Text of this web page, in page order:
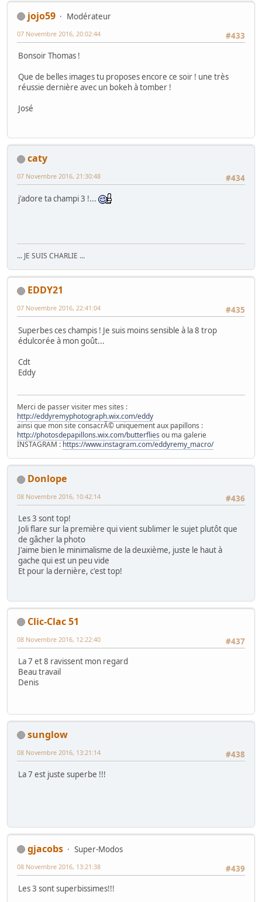
jojo59
Modérateur
#433
07 Novembre 2016, 20:02:44
Bonsoir Thomas !
Que de belles images tu proposes encore ce soir ! une très
réussie dernière avec un bokeh à tomber !
José
caty
#434
07 Novembre 2016, 21:30:48
j'adore ta champi 3 !...
... JE SUIS CHARLIE ...
EDDY21
#435
07 Novembre 2016, 22:41:04
Superbes ces champis ! Je suis moins sensible à la 8 trop
édulcorée à mon goût...
Cdt
Eddy
Merci de passer visiter mes sites :
http://eddyremyphotograph.wix.com/eddy
ainsi que mon site consacrÃ© uniquement aux papillons :
http://photosdepapillons.wix.com/butterflies ou ma galerie
INSTAGRAM : https://www.instagram.com/eddyremy_macro/
Donlope
#436
08 Novembre 2016, 10:42:14
Les 3 sont top!
Joli flare sur la première qui vient sublimer le sujet plutôt que
de gâcher la photo
J'aime bien le minimalisme de la deuxième, juste le haut à
gache qui est un peu vide
Et pour la dernière, c'est top!
Clic-Clac 51
#437
08 Novembre 2016, 12:22:40
La 7 et 8 ravissent mon regard
Beau travail
Denis
sunglow
#438
08 Novembre 2016, 13:21:14
La 7 est juste superbe !!!
gjacobs
Super-Modos
#439
08 Novembre 2016, 13:21:38
Les 3 sont superbissimes!!!